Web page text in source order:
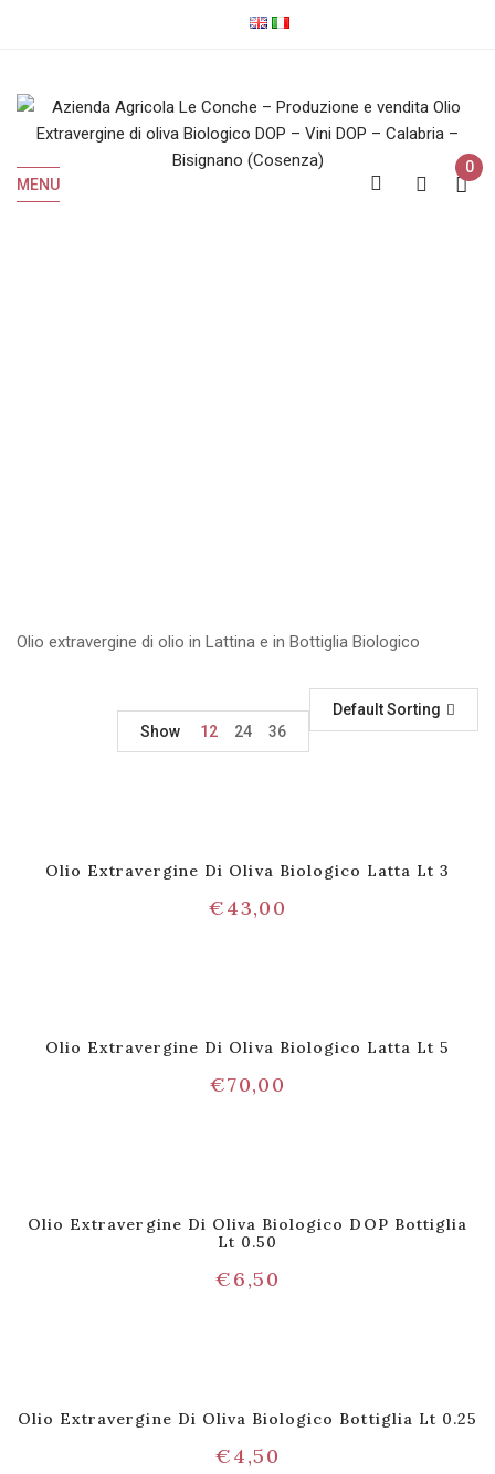
MENU
0
Olio extravergine di olio in Lattina e in Bottiglia Biologico
Default Sorting
Show
12 24 36
Olio Extravergine Di Oliva Biologico Latta Lt 3
€43,00
Olio Extravergine Di Oliva Biologico Latta Lt 5
€70,00
Olio Extravergine Di Oliva Biologico DOP Bottiglia
Lt 0.50
€6,50
Olio Extravergine Di Oliva Biologico Bottiglia Lt 0.25
€4,50